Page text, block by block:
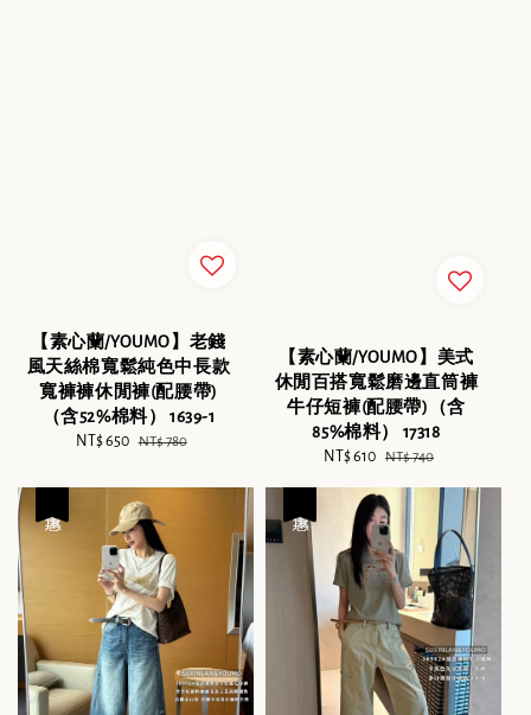
【素心蘭/YOUMO】老錢
風天絲棉寬鬆純色中長款
寬褲褲休閒褲(配腰帶)
（含52%棉料） 1639-1
Sale
NT$ 650 Regular
NT$ 780
【素心蘭/YOUMO】美式
休閒百搭寬鬆磨邊直筒褲
牛仔短褲(配腰帶)（含
85%棉料） 17318
Sale
NT$ 610 Regular
NT$ 740